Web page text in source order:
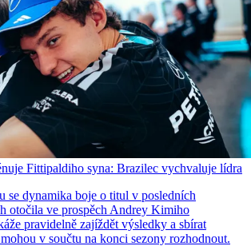
Fittipaldiho syna: Brazilec vychvaluje lídra
se dynamika boje o titul v posledních
otočila ve prospěch Andrey Kimiho
pravidelně zajíždět výsledky a sbírat
v součtu na konci sezony rozhodnout.